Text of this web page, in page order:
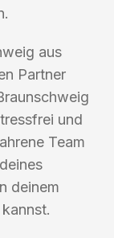
aus
Partner
und
Team
deinem